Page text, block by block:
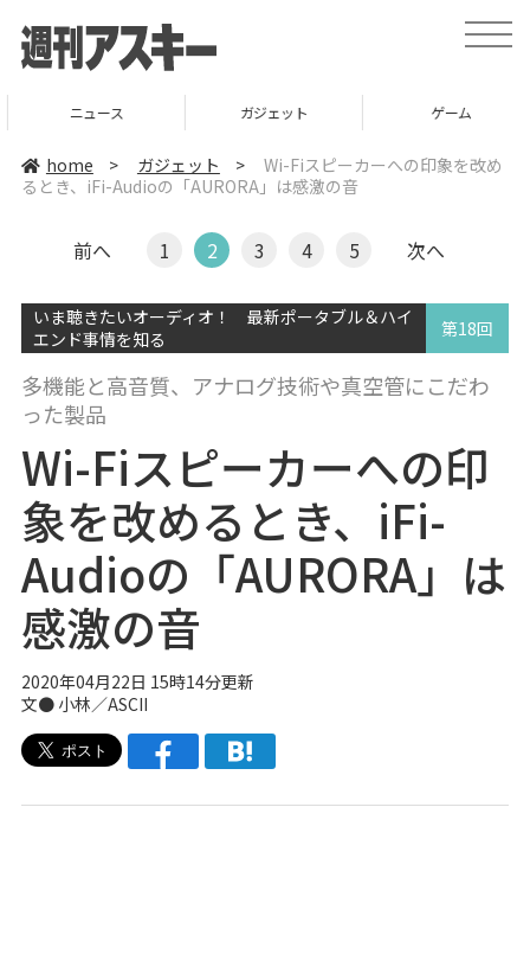
t
o
v
ニュース ガジェット ゲーム
home > ガジェット >
Wi-Fiスピーカーへの印象を改め
るとき、iFi-Audioの「AURORA」は感激の音
前へ 1 2 3 4 5 次へ
いま聴きたいオーディオ！ 最新ポータブル＆ハイ
エンド事情を知る
第18回
多機能と高音質、アナログ技術や真空管にこだわ
った製品
Wi-Fiスピーカーへの印
象を改めるとき、iFi-
Audioの「AURORA」は
感激の音
2020年04月22日 15時14分更新
文● 小林／ASCII